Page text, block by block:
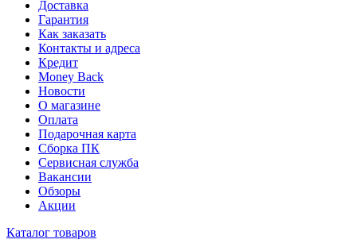
Доставка
Гарантия
Как заказать
Контакты и адреса
Кредит
Money Back
Новости
О магазине
Оплата
Подарочная карта
Сборка ПК
Сервисная служба
Вакансии
Обзоры
Акции
Каталог товаров